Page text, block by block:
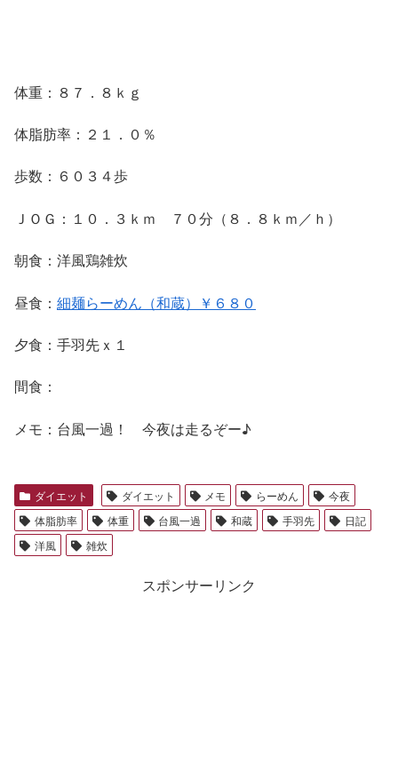
体重：８７．８ｋｇ
体脂肪率：２１．０％
歩数：６０３４歩
ＪＯＧ：１０．３ｋｍ ７０分（８．８ｋｍ／ｈ）
朝食：洋風鶏雑炊
昼食： 細麺らーめん（和蔵）￥６８０
夕食：手羽先ｘ１
間食：
メモ：台風一過！ 今夜は走るぞー♪
ダイエット ダイエット メモ らーめん
今夜
体脂肪率
体重 台風一過 和蔵 手羽先
日記
洋風
雑炊
スポンサーリンク